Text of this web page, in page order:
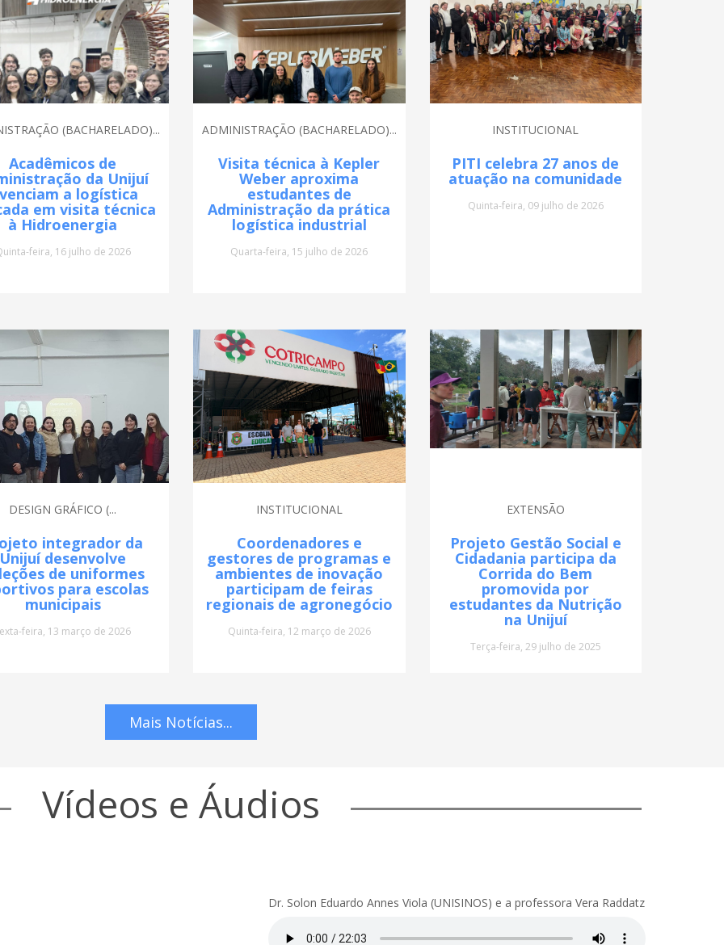
(BACHARELADO)...
Acadêmicos de
da Unijuí
a logística
em visita técnica
à Hidroenergia
feira, 16 julho de 2026
ADMINISTRAÇÃO (BACHARELADO)...
Visita técnica à Kepler
Weber aproxima
estudantes de
Administração da prática
logística industrial
Quarta-feira, 15 julho de 2026
INSTITUCIONAL
PITI celebra 27 anos de
atuação na comunidade
Quinta-feira, 09 julho de 2026
DESIGN GRÁFICO (...
integrador da
Unijuí desenvolve
de uniformes
para escolas
municipais
feira, 13 março de 2026
INSTITUCIONAL
Coordenadores e
gestores de programas e
ambientes de inovação
participam de feiras
regionais de agronegócio
Quinta-feira, 12 março de 2026
EXTENSÃO
Projeto Gestão Social e
Cidadania participa da
Corrida do Bem
promovida por
estudantes da Nutrição
na Unijuí
Terça-feira, 29 julho de 2025
Mais Notícias...
Vídeos e Áudios
Dr. Solon Eduardo Annes Viola (UNISINOS) e a professora Vera Raddatz